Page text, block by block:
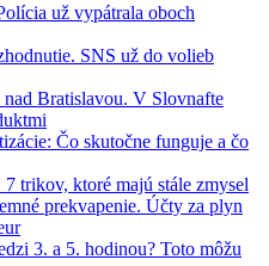
už vypátrala oboch
SNS už do volieb
Bratislavou. V Slovnafte
Čo skutočne funguje a čo
trikov, ktoré majú stále zmysel
prekvapenie. Účty za plyn
3. a 5. hodinou? Toto môžu